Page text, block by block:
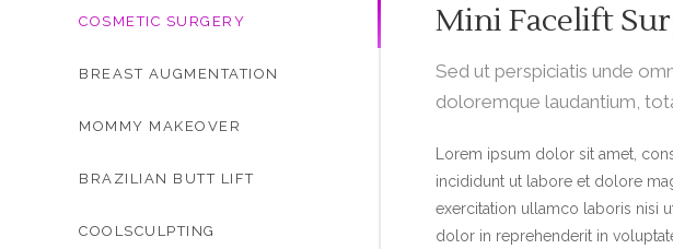
COSMETIC SURGERY
BREAST AUGMENTATION
MOMMY MAKEOVER
BRAZILIAN BUTT LIFT
COOLSCULPTING
Mini Facelift
Sed ut perspiciatis unde
doloremque laudantium,
Lorem ipsum dolor sit amet,
incididunt ut labore et dolore
exercitation ullamco laboris nisi
dolor in reprehenderit in